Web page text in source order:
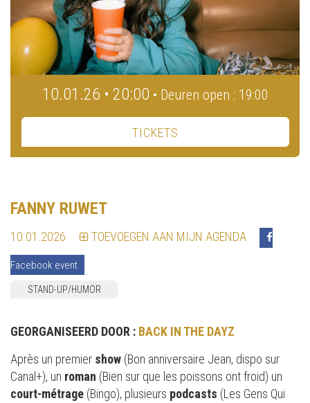
10.01.26 • 20:00 • Deuren open : 19:00
TICKETS
FANNY RUWET
10.01.2026 TOEVOEGEN AAN MIJN AGENDA
Facebook event
STAND-UP/HUMOR
GEORGANISEERD DOOR : BACK IN THE DAYZ
Après un premier show (Bon anniversaire Jean, dispo sur
Canal+), un roman (Bien sur que les poissons ont froid) un
court-métrage (Bingo), plusieurs podcasts (Les Gens Qui